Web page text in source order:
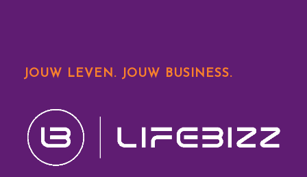
JOUW LEVEN. JOUW BUSINESS.